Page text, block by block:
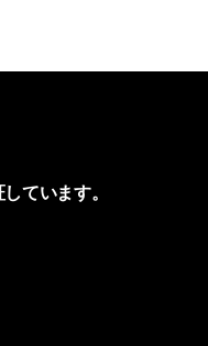
ています。